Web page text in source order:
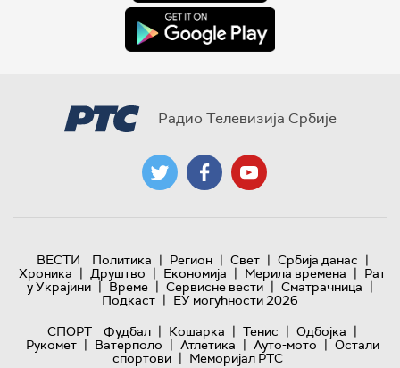
Радио Телевизија Србије
ВЕСТИ Политика | Регион | Свет | Србија данас |
Хроника | Друштво | Економија | Мерила времена | Рат
у Украјини | Време | Сервисне вести | Сматрачница |
Подкаст | ЕУ могућности 2026
СПОРТ
Фудбал | Кошарка | Тенис | Одбојка |
Рукомет | Ватерполо | Атлетика | Ауто-мото | Остали
спортови | Меморијал РТС